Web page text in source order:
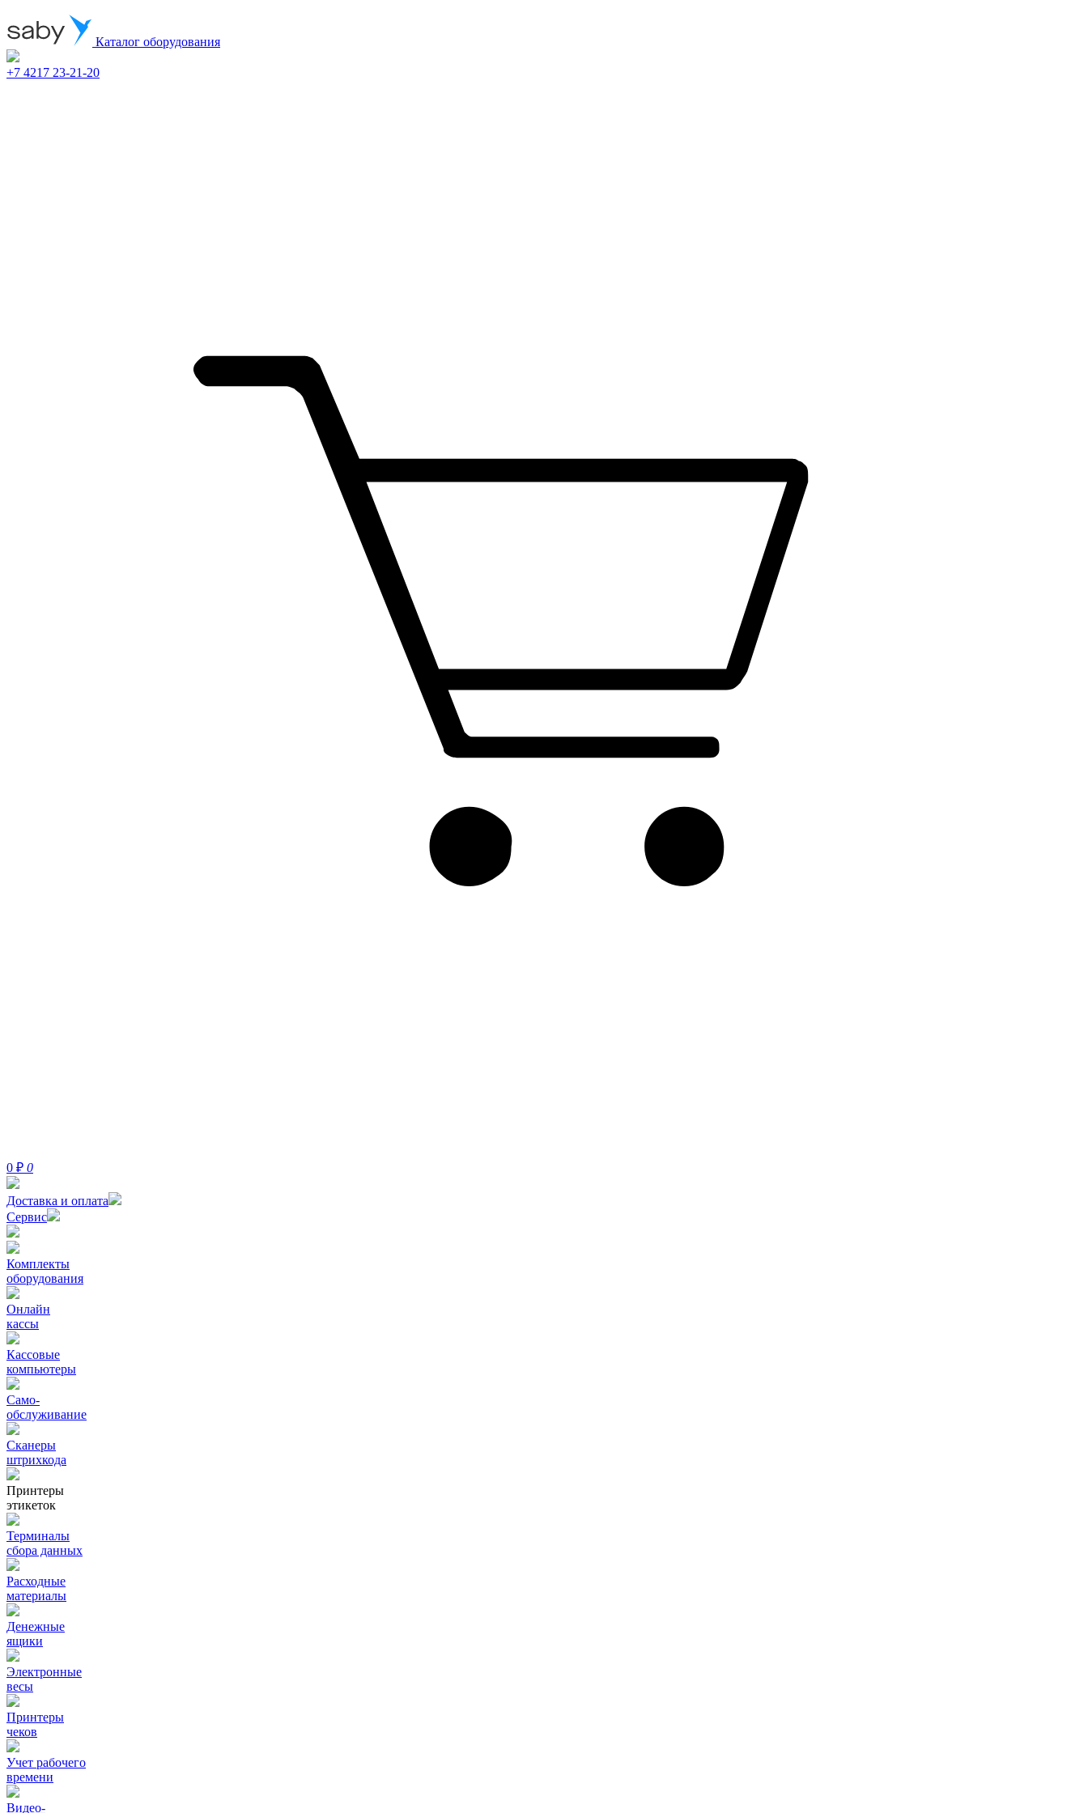
Каталог оборудования
+7 4217 23-21-20
0 ₽ 0
Доставка и оплата
Сервис
Комплекты
оборудования
Онлайн
кассы
Кассовые
компьютеры
Само-
обслуживание
Сканеры
штрихкода
Принтеры
этикеток
Терминалы
сбора данных
Расходные
материалы
Денежные
ящики
Электронные
весы
Принтеры
чеков
Учет рабочего
времени
Видео‑